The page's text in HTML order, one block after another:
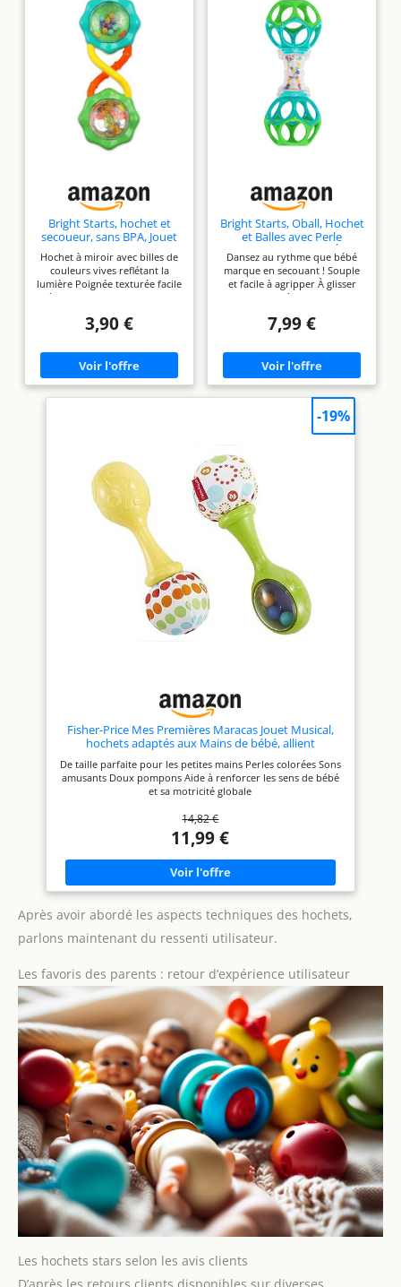
Bright Starts, hochet et
secoueur, sans BPA, Jouet
Barbell pour bébé, Vert, 3
Mois et Plus
Hochet à miroir avec billes de
couleurs vives reflétant la
lumière Poignée texturée facile
à attraper pour les petites
sons stimulants pour amuser
3,90 €
Bright Starts, Oball, Hochet
et Balles avec Perle
Multicolore, Jouet d'Éveil
de Motricité pour Bébés,
Facile à Agripper, Dès la
Naissance
Dansez au rythme que bébé
marque en secouant ! Souple
et facile à agripper À glisser
dans le sac à langer pour
colorées qui s’entrechoquent
ce qui fait du bruit grâce à la
poignée transparente
7,99 €
Fisher-Price Mes Premières Maracas Jouet Musical,
hochets adaptés aux Mains de bébé, allient
Divertissement et Douceur, 3 Mois et Plus, BLT33
De taille parfaite pour les petites mains Perles colorées Sons
amusants Doux pompons Aide à renforcer les sens de bébé
et sa motricité globale
14,82 €
11,99 €
-19%
Après avoir abordé les aspects techniques des hochets,
parlons maintenant du ressenti utilisateur.
Les favoris des parents : retour d’expérience utilisateur
Les hochets stars selon les avis clients
D’après les retours clients disponibles sur diverses